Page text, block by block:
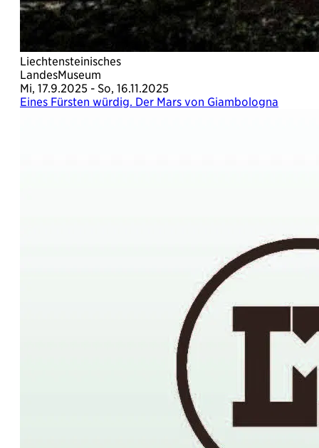
Liechtensteinisches
LandesMuseum
Mi, 17.9.2025 - So, 16.11.2025
Eines Fürsten würdig. Der Mars von Giambologna